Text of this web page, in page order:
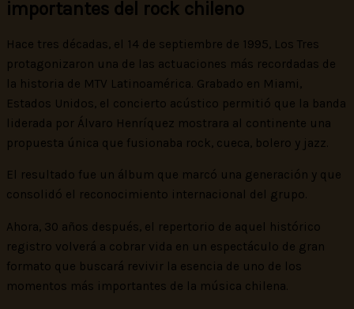
importantes del rock chileno
Hace tres décadas, el 14 de septiembre de 1995, Los Tres
protagonizaron una de las actuaciones más recordadas de
la historia de MTV Latinoamérica. Grabado en Miami,
Estados Unidos, el concierto acústico permitió que la banda
liderada por Álvaro Henríquez mostrara al continente una
propuesta única que fusionaba rock, cueca, bolero y jazz.
El resultado fue un álbum que marcó una generación y que
consolidó el reconocimiento internacional del grupo.
Ahora, 30 años después, el repertorio de aquel histórico
registro volverá a cobrar vida en un espectáculo de gran
formato que buscará revivir la esencia de uno de los
momentos más importantes de la música chilena.